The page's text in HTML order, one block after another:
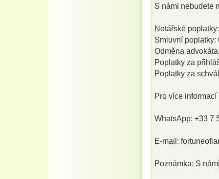
S námi nebudete
Notářské
Smluvní poplatky:
Odměna
Poplatky za
Poplatky za
Pro více
WhatsApp: +33 7
E-mail:
Poznámka: S